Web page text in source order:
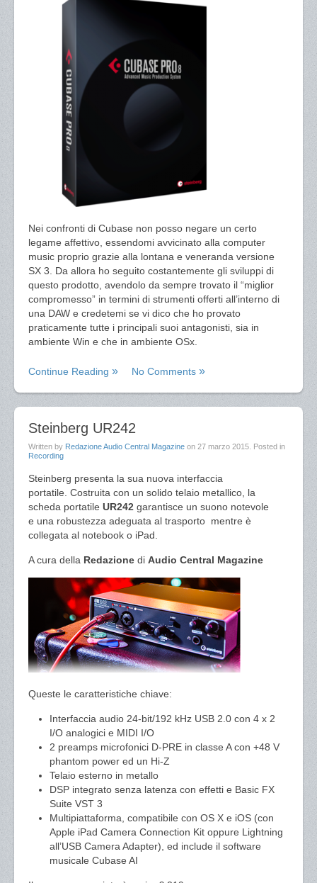
Nei confronti di Cubase non posso negare un certo
legame affettivo, essendomi avvicinato alla computer
music proprio grazie alla lontana e veneranda versione
SX 3. Da allora ho seguito costantemente gli sviluppi di
questo prodotto, avendolo da sempre trovato il “miglior
compromesso” in termini di strumenti offerti all’interno di
una DAW e credetemi se vi dico che ho provato
praticamente tutte i principali suoi antagonisti, sia in
ambiente Win e che in ambiente OSx.
Continue Reading No Comments
Steinberg UR242
Written by Redazione Audio Central Magazine on 27 marzo 2015 . Posted in
Recording
Steinberg presenta la sua nuova interfaccia
portatile. Costruita con un solido telaio metallico, la
scheda portatile UR242 garantisce un suono notevole
e una robustezza adeguata al trasporto mentre è
collegata al notebook o iPad.
A cura della Redazione di Audio Central Magazine
Queste le caratteristiche chiave:
Interfaccia audio 24-bit/192 kHz USB 2.0 con 4 x 2
I/O analogici e MIDI I/O
2 preamps microfonici D-PRE in classe A con +48 V
phantom power ed un Hi-Z
Telaio esterno in metallo
DSP integrato senza latenza con effetti e Basic FX
Suite VST 3
Multipiattaforma, compatibile con OS X e iOS (con
Apple iPad Camera Connection Kit oppure Lightning
all’USB Camera Adapter), ed include il software
musicale Cubase AI